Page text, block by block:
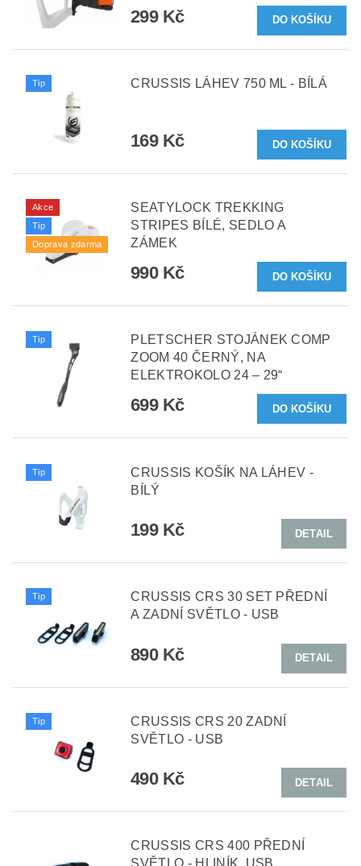
299 Kč
Tip CRUSSIS LÁHEV 750 ML - BÍLÁ
169 Kč
Akce
Tip
Doprava zdarma
SEATYLOCK TREKKING
STRIPES BÍLÉ, SEDLO A
ZÁMEK
990 Kč
Tip
PLETSCHER STOJÁNEK COMP
ZOOM 40 ČERNÝ, NA
ELEKTROKOLO 24 – 29“
699 Kč
Tip
CRUSSIS KOŠÍK NA LÁHEV -
BÍLÝ
199 Kč DETAIL
Tip
CRUSSIS CRS 30 SET PŘEDNÍ
A ZADNÍ SVĚTLO - USB
890 Kč DETAIL
Tip
CRUSSIS CRS 20 ZADNÍ
SVĚTLO - USB
490 Kč DETAIL
CRUSSIS CRS 400 PŘEDNÍ